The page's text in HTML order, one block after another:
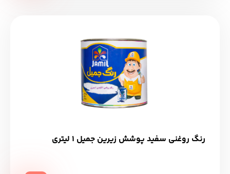
رنگ روغنی سفید پوشش زیرین جمیل 1 لیتری